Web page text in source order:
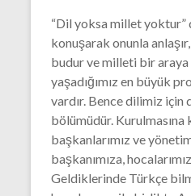
“Dil yoksa millet yoktur”
konuşarak onunla
budur ve milleti bir
yaşadığımız en büyük
vardır. Bence dilimiz için
bölümüdür.
başkanlarımız ve
başkanımıza,
Geldiklerinde Türkçe